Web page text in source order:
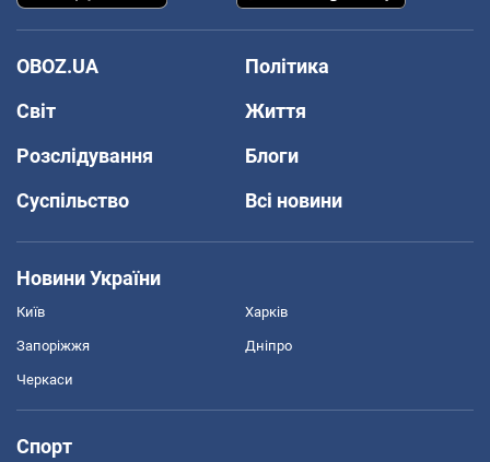
OBOZ.UA
Політика
Світ
Життя
Розслідування
Блоги
Суспільство
Всі новини
Новини України
Київ Харків
Запоріжжя Дніпро
Черкаси
Спорт